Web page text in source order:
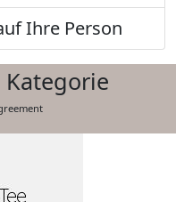
Ihre Person